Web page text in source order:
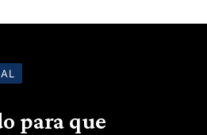
para que